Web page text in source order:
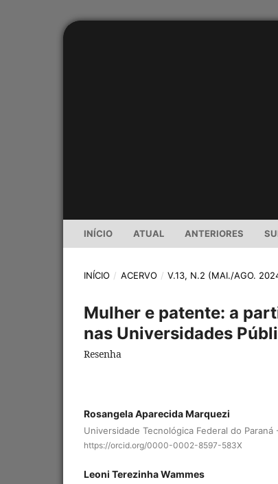
INÍCIO ATUAL ANTERIORES
INÍCIO / ACERVO / V.13, N.2 (MAI./AGO.
Mulher e patente: a
nas Universidades
Resenha
Rosangela Aparecida Marquezi
Universidade Tecnológica Federal do Paraná
https://orcid.org/0000-0002-8597-583X
Leoni Terezinha Wammes